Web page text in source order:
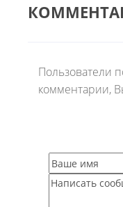
Пользователи
комментарии,